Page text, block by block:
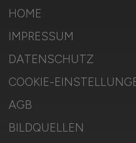
HOME
IMPRESSUM
DATENSCHUTZ
COOKIE-
AGB
BILDQUELLEN